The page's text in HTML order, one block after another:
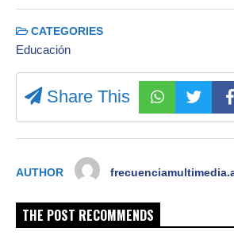
CATEGORIES
Educación
Share This
AUTHOR
THE POST RECOMMENDS